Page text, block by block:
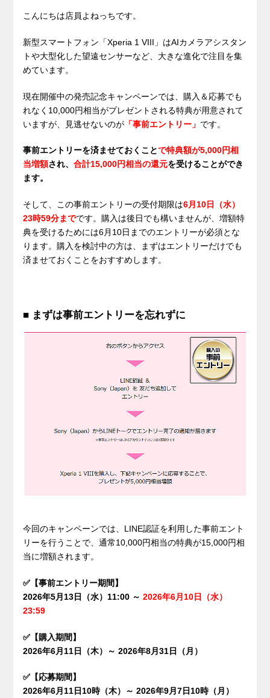
こんにちは店員よねっちです。
新型スマートフォン「Xperia 1 VIII」はAIカメラアシスタン
トや大型化した望遠センサーなど、大きな進化で注目を集
めています。
現在開催中の発売記念キャンペーンでは、購入＆応募でも
れなく10,000円相当がプレゼントされる特典が用意されて
いますが、見逃せないのが 「事前エントリー」 です。
事前エントリーを済ませておくことで特典額が5,000円相
当増額され、合計15,000円相当の還元を受けることができ
ます。
そして、この事前エントリーの受付期限は6月10日（水）
23時59分までです。購入は後日でも構いませんが、増額特
典を受けるためには6月10日までのエントリーが必須とな
ります。購入を検討中の方は、まずはエントリーだけでも
済ませておくことをおすすめします。
■ まずは事前エントリーを忘れずに
今回のキャンペーンでは、LINE認証を利用した事前エント
リーを行うことで、通常10,000円相当の特典が15,000円相
当に増額されます。
✅【事前エントリー期間】
2026年5月13日（水）11:00 ～ 2026年6月10日（水）
23:59
✅【購入期間】
2026年6月11日（木）～ 2026年8月31日（月）
✅【応募期間】
2026年6月11日10時（木）～ 2026年9月7日10時（月）